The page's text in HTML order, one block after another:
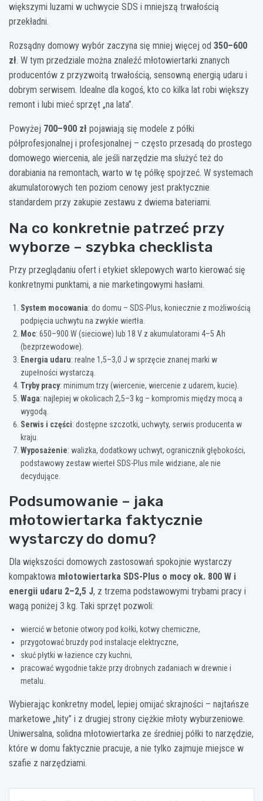
większymi luzami w uchwycie SDS i mniejszą trwałością
przekładni.
Rozsądny domowy wybór zaczyna się mniej więcej od 350–600
zł. W tym przedziale można znaleźć młotowiertarki znanych
producentów z przyzwoitą trwałością, sensowną energią udaru i
dobrym serwisem. Idealne dla kogoś, kto co kilka lat robi większy
remont i lubi mieć sprzęt „na lata”.
Powyżej 700–900 zł pojawiają się modele z półki
półprofesjonalnej i profesjonalnej – często przesadą do prostego
domowego wiercenia, ale jeśli narzędzie ma służyć też do
dorabiania na remontach, warto w tę półkę spojrzeć. W systemach
akumulatorowych ten poziom cenowy jest praktycznie
standardem przy zakupie zestawu z dwiema bateriami.
Na co konkretnie patrzeć przy
wyborze – szybka checklista
Przy przeglądaniu ofert i etykiet sklepowych warto kierować się
konkretnymi punktami, a nie marketingowymi hasłami.
System mocowania: do domu – SDS-Plus, koniecznie z możliwością
podpięcia uchwytu na zwykłe wiertła.
Moc: 650–900 W (sieciowe) lub 18 V z akumulatorami 4–5 Ah
(bezprzewodowe).
Energia udaru: realne 1,5–3,0 J w sprzęcie znanej marki w
zupełności wystarczą.
Tryby pracy: minimum trzy (wiercenie, wiercenie z udarem, kucie).
Waga: najlepiej w okolicach 2,5–3 kg – kompromis między mocą a
wygodą.
Serwis i części: dostępne szczotki, uchwyty, serwis producenta w
kraju.
Wyposażenie: walizka, dodatkowy uchwyt, ogranicznik głębokości,
podstawowy zestaw wierteł SDS-Plus mile widziane, ale nie
decydujące.
Podsumowanie – jaka
młotowiertarka faktycznie
wystarczy do domu?
Dla większości domowych zastosowań spokojnie wystarczy
kompaktowa młotowiertarka SDS-Plus o mocy ok. 800 W i
energii udaru 2–2,5 J, z trzema podstawowymi trybami pracy i
wagą poniżej 3 kg. Taki sprzęt pozwoli:
wiercić w betonie otwory pod kołki, kotwy chemiczne,
przygotować bruzdy pod instalacje elektryczne,
skuć płytki w łazience czy kuchni,
pracować wygodnie także przy drobnych zadaniach w drewnie i
metalu.
Wybierając konkretny model, lepiej omijać skrajności – najtańsze
marketowe „hity” i z drugiej strony ciężkie młoty wyburzeniowe.
Uniwersalna, solidna młotowiertarka ze średniej półki to narzędzie,
które w domu faktycznie pracuje, a nie tylko zajmuje miejsce w
szafie z narzędziami.